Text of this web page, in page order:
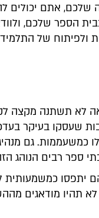
אתם יכולים
הספר שלכם,
ולפיתוח של
לא תשתנה מקצה
שעסקו בעיקר
כמשעממות. גם
ספר רבים הנוהג
יתפסו כמשמעותית
תהיו מודאגים